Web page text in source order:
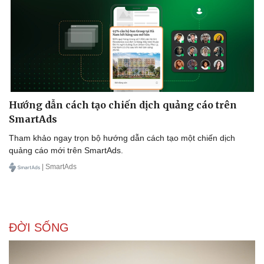
Hướng dẫn cách tạo chiến dịch quảng cáo trên
SmartAds
Tham khảo ngay trọn bộ hướng dẫn cách tạo một chiến dịch
quảng cáo mới trên SmartAds.
| SmartAds
ĐỜI SỐNG